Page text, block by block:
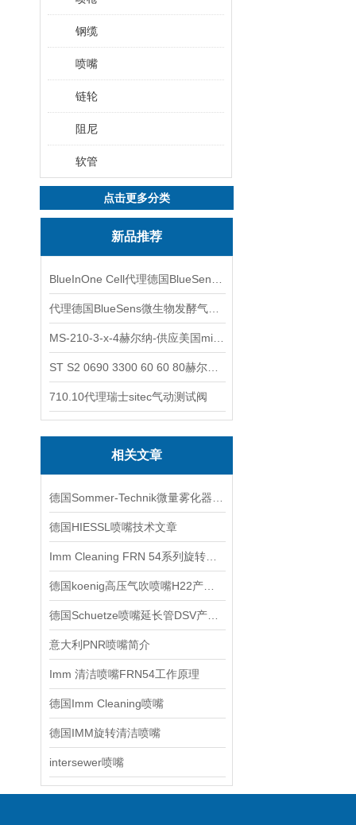
钢缆
喷嘴
链轮
阻尼
软管
点击更多分类
新品推荐
710.10代理瑞士sitec气动测试阀
相关文章
德国HIESSL喷嘴技术文章
意大利PNR喷嘴简介
Imm 清洁喷嘴FRN54工作原理
德国Imm Cleaning喷嘴
德国IMM旋转清洁喷嘴
intersewer喷嘴